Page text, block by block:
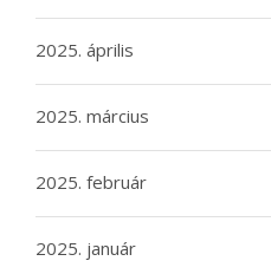
2025. április
2025. március
2025. február
2025. január